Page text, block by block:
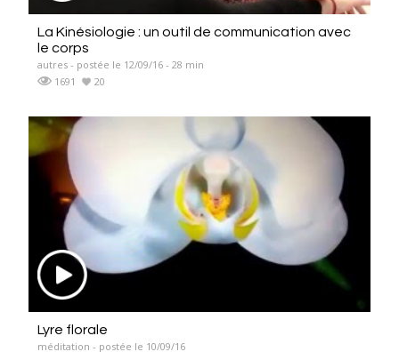
La Kinésiologie : un outil de communication avec
le corps
autres - postée le 12/09/16 - 28 min
1691
20
Lyre florale
méditation - postée le 10/09/16